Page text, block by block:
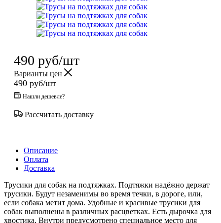
490 руб/шт
Варианты цен
490 руб/шт
Нашли дешевле?
Рассчитать доставку
Описание
Оплата
Доставка
Трусики для собак на подтяжках. Подтяжки надёжно держат
трусики. Будут незаменимы во время течки, в дороге, или,
если собака метит дома. Удобные и красивые трусики для
собак выполнены в различных расцветках. Есть дырочка для
хвостика. Внутри предусмотрено специальное место для